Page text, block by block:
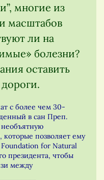
многие из
масштабов
ли на
болезни?
оставить
с более чем 30-
в сан Преп.
позволяет ему
Foundation for Natural
президента, чтобы
между